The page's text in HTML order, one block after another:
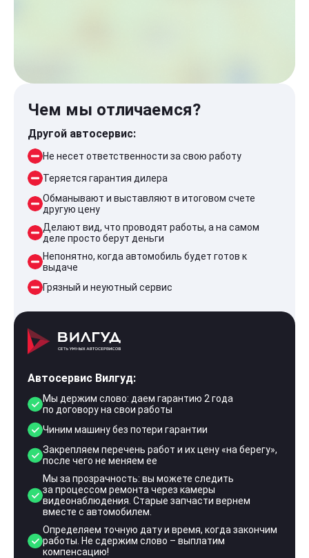
Чем мы отличаемся?
Другой автосервис:
Не несет ответственности за свою работу
Теряется гарантия дилера
Обманывают и выставляют в итоговом счете
другую цену
Делают вид, что проводят работы, а на самом
деле просто берут деньги
Непонятно, когда автомобиль будет готов к
выдаче
Грязный и неуютный сервис
Автосервис Вилгуд:
Мы держим слово: даем гарантию 2 года
по договору на свои работы
Чиним машину без потери гарантии
Закрепляем перечень работ и их цену «на берегу»,
после чего не меняем ее
Мы за прозрачность: вы можете следить
за процессом ремонта через камеры
видеонаблюдения. Старые запчасти вернем
вместе с автомобилем.
Определяем точную дату и время, когда закончим
работы. Не сдержим слово – выплатим
компенсацию!